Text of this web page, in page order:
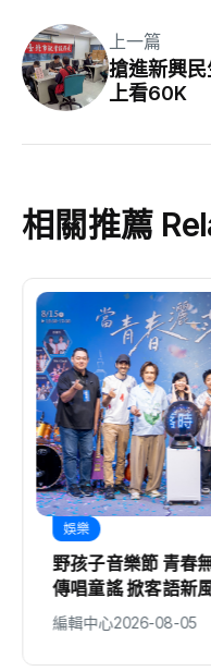
上一篇
搶進新興
上看60K
相關推薦
地方
科林助聽器攜手新
聯合會捐贈AI數位助
聽損者 共同打造聽
編輯中心2026-08-05